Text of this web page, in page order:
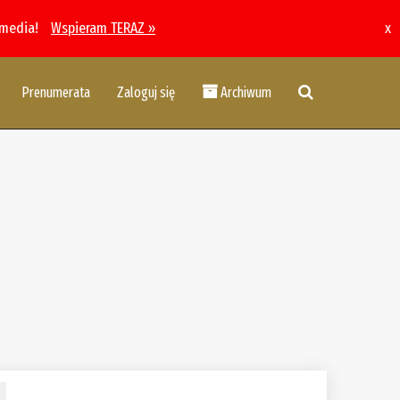
Wspieram TERAZ » x
Prenumerata Zaloguj się Archiwum